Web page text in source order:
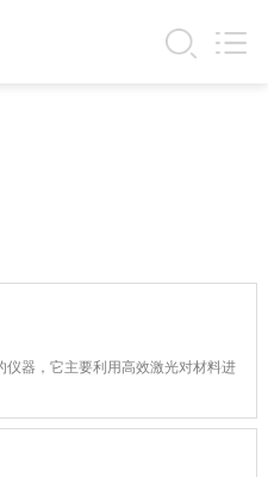
器，它主要利用高效激光对材料进